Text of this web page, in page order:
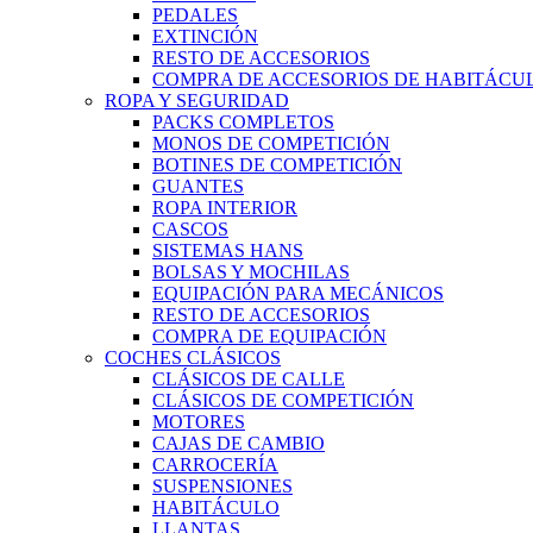
PEDALES
EXTINCIÓN
RESTO DE ACCESORIOS
COMPRA DE ACCESORIOS DE
ROPA Y SEGURIDAD
PACKS COMPLETOS
MONOS DE COMPETICIÓN
BOTINES DE COMPETICIÓN
GUANTES
ROPA INTERIOR
CASCOS
SISTEMAS HANS
BOLSAS Y MOCHILAS
EQUIPACIÓN PARA MECÁNICOS
RESTO DE ACCESORIOS
COMPRA DE EQUIPACIÓN
COCHES CLÁSICOS
CLÁSICOS DE CALLE
CLÁSICOS DE COMPETICIÓN
MOTORES
CAJAS DE CAMBIO
CARROCERÍA
SUSPENSIONES
HABITÁCULO
LLANTAS